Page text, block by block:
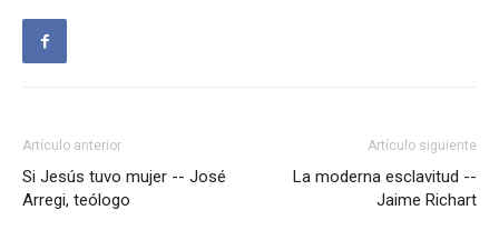
Artículo anterior
Si Jesús tuvo mujer -- José
Arregi, teólogo
Artículo siguiente
La moderna esclavitud --
Jaime Richart